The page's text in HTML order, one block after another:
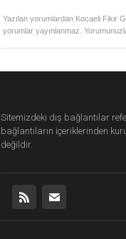
Yazılan yorumlardan Kocaeli Fikir
yorumlar yayınlanmaz.
Sitemizdeki dış bağlantılar
bağlantıların içeriklerinden
değildir.